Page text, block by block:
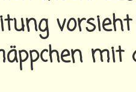
mit